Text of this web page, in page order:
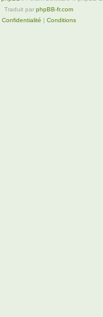
Traduit par phpBB-fr.com
Confidentialité | Conditions